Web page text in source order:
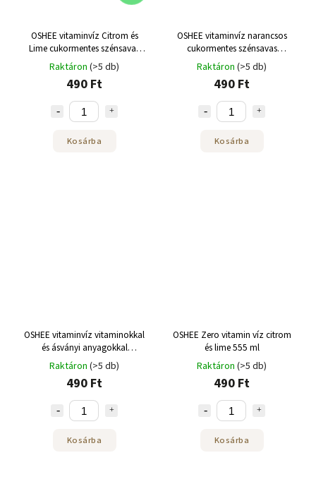
OSHEE vitaminvíz Citrom és
Lime cukormentes szénsavas
doboz 330 ml
Raktáron (>5 db)
490 Ft
Kosárba
OSHEE vitaminvíz narancsos
cukormentes szénsavas
dobozban 330 ml
Raktáron (>5 db)
490 Ft
Kosárba
OSHEE vitaminvíz vitaminokkal
és ásványi anyagokkal
szénsavas dobozban 330 ml
Raktáron (>5 db)
490 Ft
Kosárba
OSHEE Zero vitamin víz citrom
és lime 555 ml
Raktáron (>5 db)
490 Ft
Kosárba